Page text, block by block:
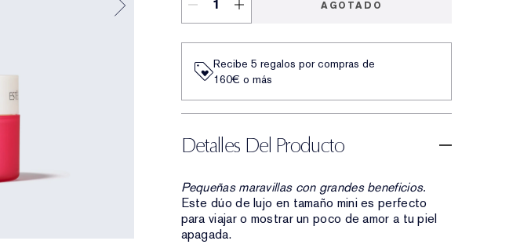
AGOTADO
Recibe 5 regalos por compras de
160€ o más
Detalles Del Producto
Pequeñas maravillas con grandes beneficios.
Este dúo de lujo en tamaño mini es perfecto
para viajar o mostrar un poco de amor a tu piel
apagada.